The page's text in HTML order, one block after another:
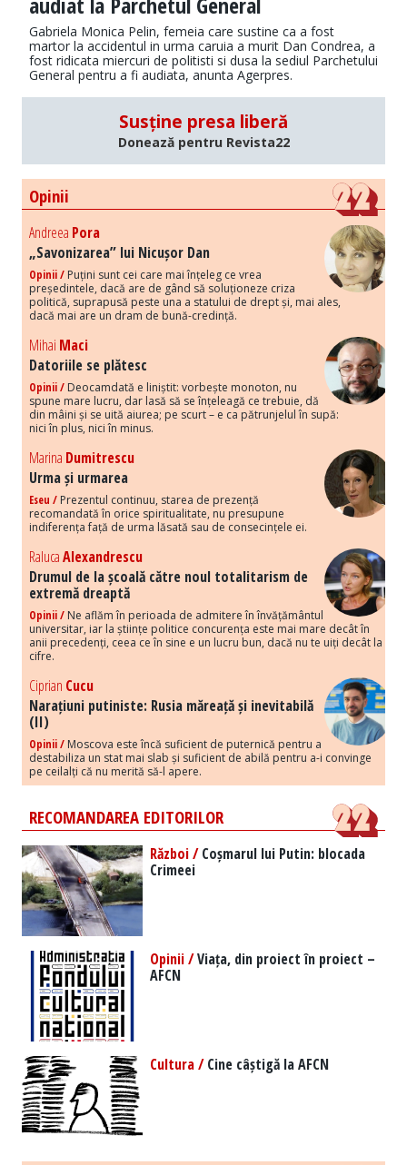
Gabriela Monica Pelin, femeia care sustine ca a fost
martor la accidentul in urma caruia a murit Dan Condrea, a
fost ridicata miercuri de politisti si dusa la sediul Parchetului
General pentru a fi audiata, anunta Agerpres.
Susține presa liberă
Donează pentru Revista22
Opinii
Andreea Pora
„Savonizarea” lui Nicușor Dan
Opinii / Puțini sunt cei care mai înțeleg ce vrea
președintele, dacă are de gând să soluționeze criza
politică, suprapusă peste una a statului de drept și, mai ales,
dacă mai are un dram de bună-credință.
Mihai Maci
Datoriile se plătesc
Opinii / Deocamdată e liniștit: vorbește monoton, nu
spune mare lucru, dar lasă să se înțeleagă ce trebuie, dă
din mâini și se uită aiurea; pe scurt – e ca pătrunjelul în supă:
nici în plus, nici în minus.
Marina Dumitrescu
Urma și urmarea
Eseu / Prezentul continuu, starea de prezență
recomandată în orice spiritualitate, nu presupune
indiferența față de urma lăsată sau de consecințele ei.
RalucaAlexandrescu
Drumul de la școală către noul totalitarism de
extremă dreaptă
Opinii / Ne aflăm în perioada de admitere în învățământul
universitar, iar la științe politice concurența este mai mare decât în
anii precedenți, ceea ce în sine e un lucru bun, dacă nu te uiți decât la
cifre.
Ciprian Cucu
Narațiuni putiniste: Rusia măreață și inevitabilă
(II)
Opinii / Moscova este încă suficient de puternică pentru a
destabiliza un stat mai slab și suficient de abilă pentru a-i convinge
pe ceilalți că nu merită să-l apere.
RECOMANDAREA EDITORILOR
Război /Coșmarul lui Putin: blocada
Crimeei
Opinii /Viața, din proiect în proiect –
AFCN
Cultura /Cine câștigă la AFCN